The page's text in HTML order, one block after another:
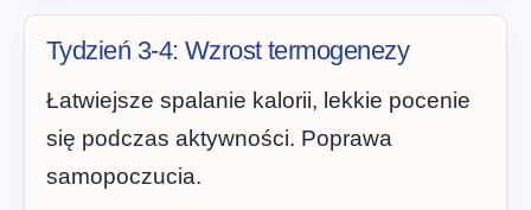
Tydzień 3-4: Wzrost termogenezy
Łatwiejsze spalanie kalorii, lekkie pocenie
się podczas aktywności. Poprawa
samopoczucia.